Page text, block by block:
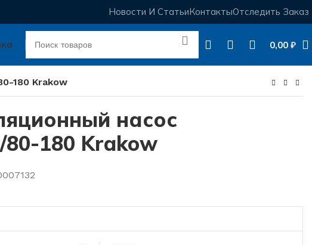
Новости И СтатьиКонтактыОтследить Заказ
0,00 ₽
180 Krakow
насос
80-180 Krakow